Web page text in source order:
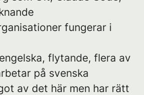
fungerar i
flytande, flera av
på svenska
av det här men har rätt